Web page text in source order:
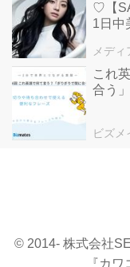
♡【
1日中
メデ
これ
合う」
ビズメ
© 2014- 株式会社
『カ